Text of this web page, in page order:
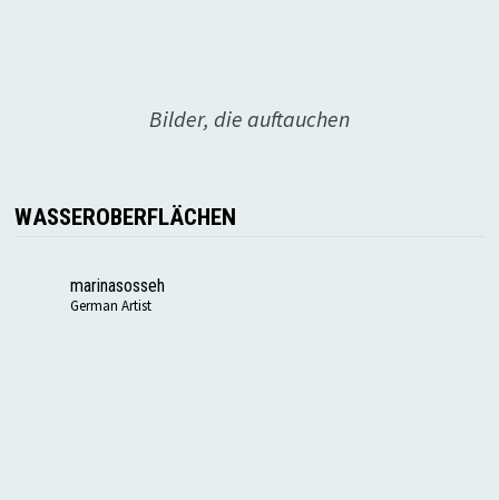
Bilder, die auftauchen
WASSEROBERFLÄCHEN
marinasosseh
German Artist